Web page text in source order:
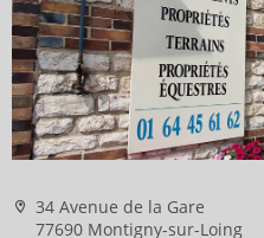
34 Avenue de la Gare
77690 Montigny-sur-Loing